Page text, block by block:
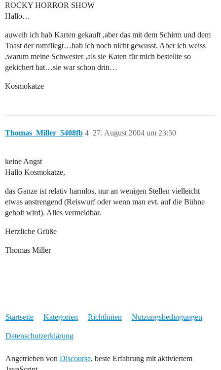
ROCKY HORROR SHOW
Hallo…
auweih ich hab Karten gekauft ,aber das mit dem Schirm und dem
Toast der rumfliegt…hab ich noch nicht gewusst. Aber ich weiss
,warum meine Schwester ,als sie Katen für mich bestellte so
gekichert hat…sie war schon drin…
Kosmokatze
Thomas_Miller_5408fb 27. August 2004 um 23:50
4
keine Angst
Hallo Kosmokatze,
das Ganze ist relativ harmlos, nur an wenigen Stellen vielleicht
etwas anstrengend (Reiswurf oder wenn man evt. auf die Bühne
geholt wird). Alles vermeidbar.
Herzliche Grüße
Thomas Miller
Startseite Kategorien Richtlinien Nutzungsbedingungen
Datenschutzerklärung
Angetrieben von Discourse, beste Erfahrung mit aktiviertem